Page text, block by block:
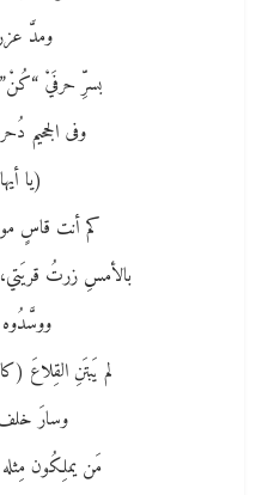
ومدَّ
بسرِّ حرفَيْ
وفى الجحيم
(يا
كم أنت قاسٍ
بالأمسِ زرتُ
لم يَبتَنِ القِلاعَ
وسارَ خلف
مَن يملِكُون